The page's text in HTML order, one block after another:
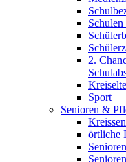
2.
Sport
Senioren &
örtliche